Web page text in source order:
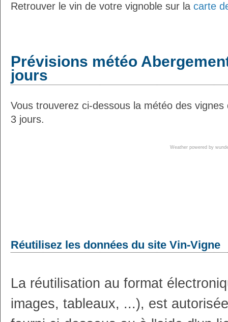
Retrouver le vin de votre vignoble sur la carte
Prévisions météo
jours
Vous trouverez ci-dessous la météo des
3 jours.
Weather powered by
Réutilisez les données du site Vin-Vigne
La réutilisation au format
images, tableaux, ...), est